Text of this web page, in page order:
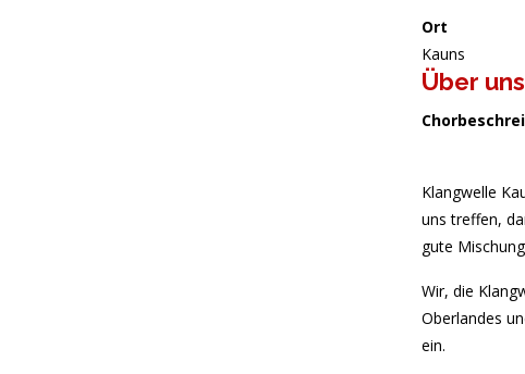
Ort
Kauns
Über uns
Klangwelle
uns treffen,
gute
Wir, die
Oberlandes
ein.